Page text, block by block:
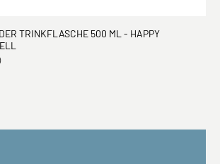
TRINKFLASCHE 500 ML - HAPPY